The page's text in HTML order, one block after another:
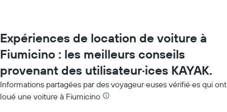
Expériences de location de voiture à
Fiumicino : les meilleurs conseils
provenant des utilisateur·ices KAYAK.
Informations partagées par des voyageur·euses vérifié·es qui ont
loué une voiture à Fiumicino